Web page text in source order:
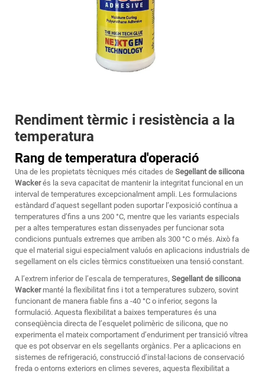
Rendiment tèrmic i resistència a la
temperatura
Rang de temperatura d'operació
Una de les propietats tècniques més citades de Segellant de silicona
Wackerés la seva capacitat de mantenir la integritat funcional en un
interval de temperatures excepcionalment ampli. Les formulacions
estàndard d’aquest segellant poden suportar l’exposició contínua a
temperatures d’fins a uns 200 °C, mentre que les variants especials
per a altes temperatures estan dissenyades per funcionar sota
condicions puntuals extremes que arriben als 300 °C o més. Això fa
que el material sigui especialment valuós en aplicacions industrials de
segellament on els cicles tèrmics constitueixen una tensió constant.
A l’extrem inferior de l’escala de temperatures, Segellant de silicona
Wacker manté la flexibilitat fins i tot a temperatures subzero, sovint
funcionant de manera fiable fins a -40 °C o inferior, segons la
formulació. Aquesta flexibilitat a baixes temperatures és una
conseqüència directa de l’esquelet polimèric de silicona, que no
experimenta el mateix comportament d’enduriment per transició vítrea
que es pot observar en els segellants orgànics. Per a aplicacions en
sistemes de refrigeració, construcció d’instal·lacions de conservació
freda o entorns exteriors en climes severes, aquesta flexibilitat a